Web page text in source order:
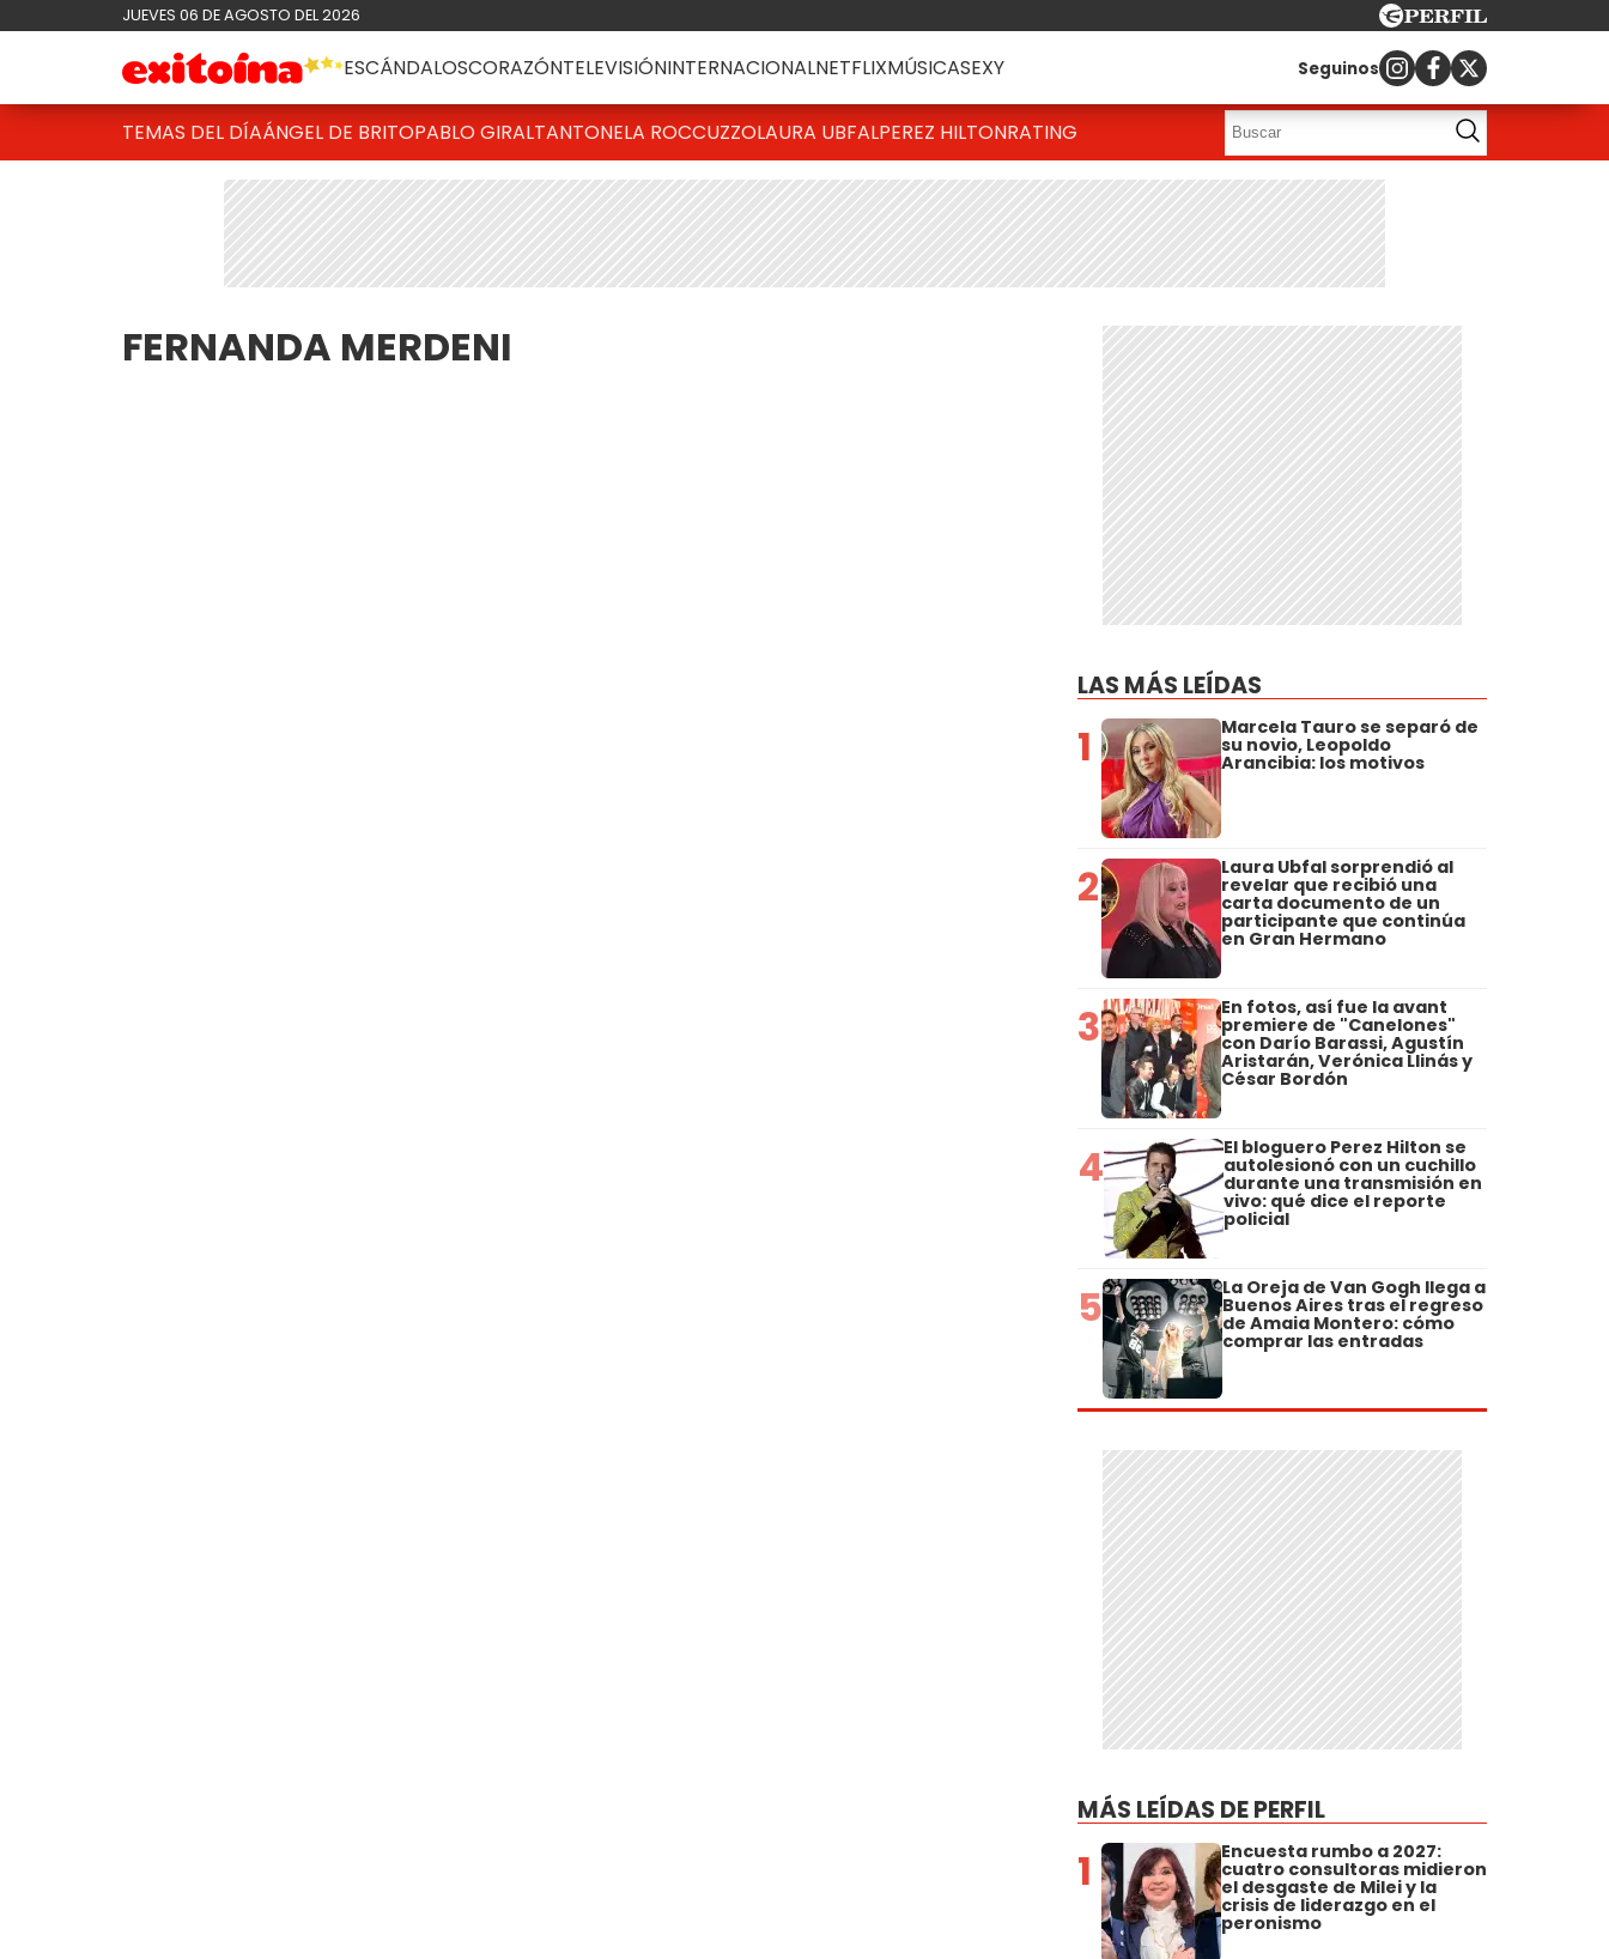
JUEVES 06 DE AGOSTO DEL 2026
ESCÁNDALOSCORAZÓNTELEVISIÓNINTERNACIONALNETFLIXMÚSICASEXY Seguinos
TEMAS DEL DÍAÁNGEL DE BRITOPABLO GIRALTANTONELA ROCCUZZOLAURA UBFALPEREZ HILTONRATING
FERNANDA MERDENI
LAS MÁS LEÍDAS
1 Marcela Tauro se separó de
su novio, Leopoldo
Arancibia: los motivos
2 Laura Ubfal sorprendió al
revelar que recibió una
carta documento de un
participante que continúa
en Gran Hermano
3 En fotos, así fue la avant
premiere de "Canelones"
con Darío Barassi, Agustín
Aristarán, Verónica Llinás y
César Bordón
4 El bloguero Perez Hilton se
autolesionó con un cuchillo
durante una transmisión en
vivo: qué dice el reporte
policial
5 La Oreja de Van Gogh llega a
Buenos Aires tras el regreso
de Amaia Montero: cómo
comprar las entradas
MÁS LEÍDAS DE PERFIL
1 Encuesta rumbo a 2027:
cuatro consultoras midieron
el desgaste de Milei y la
crisis de liderazgo en el
peronismo